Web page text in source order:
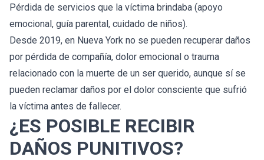
Pérdida de servicios que la víctima brindaba (apoyo
emocional, guía parental, cuidado de niños).
Desde 2019, en Nueva York no se pueden recuperar daños
por pérdida de compañía, dolor emocional o trauma
relacionado con la muerte de un ser querido, aunque sí se
pueden reclamar daños por el dolor consciente que sufrió
la víctima antes de fallecer.
¿ES POSIBLE RECIBIR
DAÑOS PUNITIVOS?